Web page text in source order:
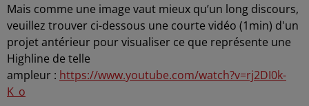
Mais comme une image vaut mieux qu’un long discours,
veuillez trouver ci-dessous une courte vidéo (1min) d'un
projet antérieur pour visualiser ce que représente une
Highline de telle
ampleur : https://www.youtube.com/watch?v=rj2DI0k-
K_o